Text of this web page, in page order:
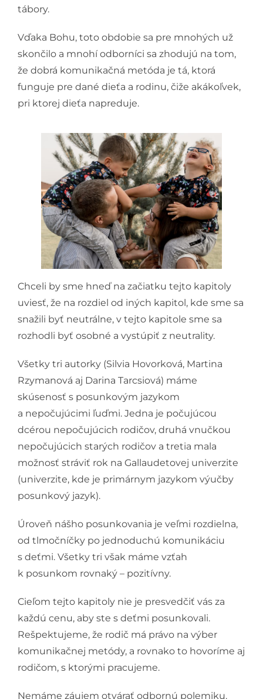
tábory.
Vďaka Bohu, toto obdobie sa pre mnohých už
skončilo a mnohí odborníci sa zhodujú na tom,
že dobrá komunikačná metóda je tá, ktorá
funguje pre dané dieťa a rodinu, čiže akákoľvek,
pri ktorej dieťa napreduje.
Chceli by sme hneď na začiatku tejto kapitoly
uviesť, že na rozdiel od iných kapitol, kde sme sa
snažili byť neutrálne, v tejto kapitole sme sa
rozhodli byť osobné a vystúpiť z neutrality.
Všetky tri autorky (Silvia Hovorková, Martina
Rzymanová aj Darina Tarcsiová) máme
skúsenosť s posunkovým jazykom
a nepočujúcimi ľuďmi. Jedna je počujúcou
dcérou nepočujúcich rodičov, druhá vnučkou
nepočujúcich starých rodičov a tretia mala
možnosť stráviť rok na Gallaudetovej univerzite
(univerzite, kde je primárnym jazykom výučby
posunkový jazyk).
Úroveň nášho posunkovania je veľmi rozdielna,
od tlmočníčky po jednoduchú komunikáciu
s deťmi. Všetky tri však máme vzťah
k posunkom rovnaký – pozitívny.
Cieľom tejto kapitoly nie je presvedčiť vás za
každú cenu, aby ste s deťmi posunkovali.
Rešpektujeme, že rodič má právo na výber
komunikačnej metódy, a rovnako to hovoríme aj
rodičom, s ktorými pracujeme.
Nemáme záujem otvárať odbornú polemiku.